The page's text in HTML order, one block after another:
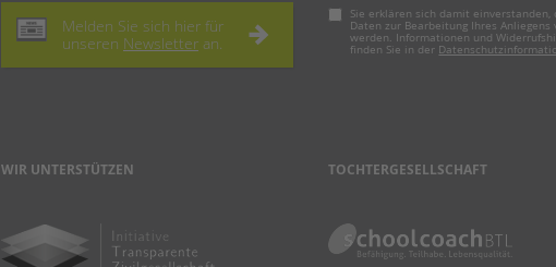
Melden Sie sich hier für
unseren Newsletter an.
Pflichtfeld
Sie erklären sich damit einverstanden,
Daten zur Bearbeitung Ihres Anliegens
werden. Informationen und
finden Sie in der
WIR UNTERSTÜTZEN TOCHTERGESELLSCHAFT